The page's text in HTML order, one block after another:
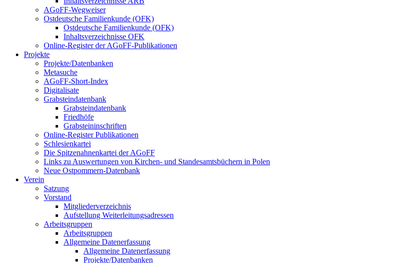
AGoFF-Wegweiser
Ostdeutsche Familienkunde (OFK)
Ostdeutsche Familienkunde (OFK)
Inhaltsverzeichnisse OFK
Online-Register der AGoFF-Publikationen
Projekte
Projekte/Datenbanken
Metasuche
AGoFF-Short-Index
Digitalisate
Grabsteindatenbank
Grabsteindatenbank
Friedhöfe
Grabsteininschriften
Online-Register Publikationen
Schlesienkartei
Die Spitzenahnenkartei der AGoFF
Links zu Auswertungen von Kirchen- und Standesamtsbüchern in Polen
Neue Ostpommern-Datenbank
Verein
Satzung
Vorstand
Mitgliederverzeichnis
Aufstellung Weiterleitungsadressen
Arbeitsgruppen
Arbeitsgruppen
Allgemeine Datenerfassung
Allgemeine Datenerfassung
Projekte/Datenbanken